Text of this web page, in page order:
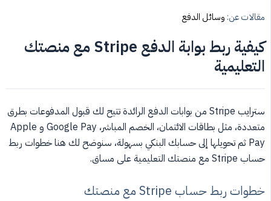
مقالات عن: وسائل الدفع
كيفية ربط بوابة الدفع Stripe مع منصتك
التعليمية
سترايب Stripe من بوابات الدفع الرائدة تتيح لك قبول المدفوعات بطرق
متعددة، مثل بطاقات الائتمان، الخصم المباشر، Google Pay و Apple
Pay ثم تحويلها إلى حسابك البنكي بسهولة، سنوضح لك هنا خطوات ربط
حساب Stripe مع منصتك التعليمية على مساق.
خطوات ربط حساب Stripe مع منصتك